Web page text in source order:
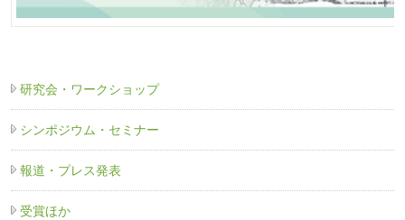
研究会・ワークショップ
シンポジウム・セミナー
報道・プレス発表
受賞ほか